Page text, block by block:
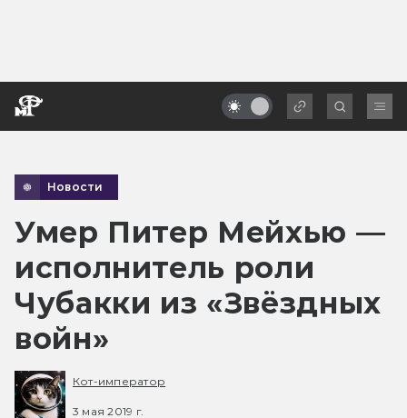
Новости
Умер Питер Мейхью —
исполнитель роли
Чубакки из «Звёздных
войн»
Кот-император
3 мая 2019 г.